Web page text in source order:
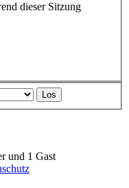
dieser Sitzung
und 1 Gast